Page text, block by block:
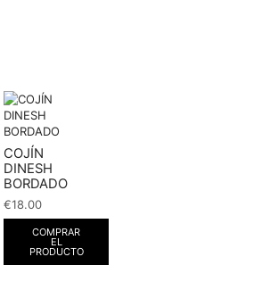
COJÍN
DINESH
BORDADO
€18.00
COMPRAR
EL
PRODUCTO